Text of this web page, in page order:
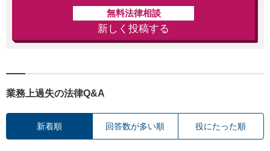
無料法律相談
新しく投稿する
業務上過失の法律Q&A
新着順 回答数が多い順 役にたった順